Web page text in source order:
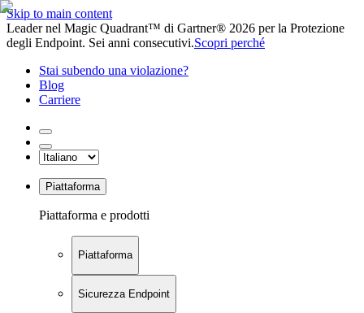
Skip to main content
Leader nel Magic Quadrant™ di Gartner® 2026 per la Protezione
degli Endpoint. Sei anni consecutivi.Scopri perché
Stai subendo una violazione?
Blog
Carriere
Piattaforma
Piattaforma e prodotti
Piattaforma
Sicurezza Endpoint